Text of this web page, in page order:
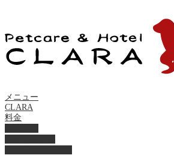
メニュー
CLARA
料金